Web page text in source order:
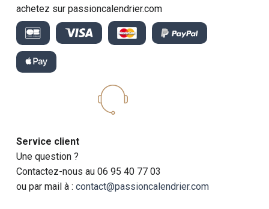
achetez sur passioncalendrier.com
Service client
Une question ?
Contactez-nous au 06 95 40 77 03
ou par mail à :contact@passioncalendrier.com